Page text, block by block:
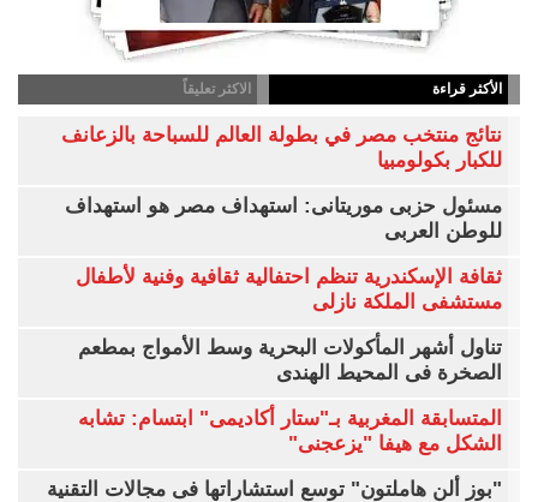
الأكثر قراءة الاكثر تعليقاً
نتائج منتخب مصر في بطولة العالم للسباحة بالزعانف
للكبار بكولومبيا
مسئول حزبى موريتانى: استهداف مصر هو استهداف
للوطن العربى
ثقافة الإسكندرية تنظم احتفالية ثقافية وفنية لأطفال
مستشفى الملكة نازلى
تناول أشهر المأكولات البحرية وسط الأمواج بمطعم
الصخرة فى المحيط الهندى
المتسابقة المغربية بـ"ستار أكاديمى" ابتسام: تشابه
الشكل مع هيفا "يزعجنى"
"بوز ألن هاملتون" توسع استشاراتها فى مجالات التقنية